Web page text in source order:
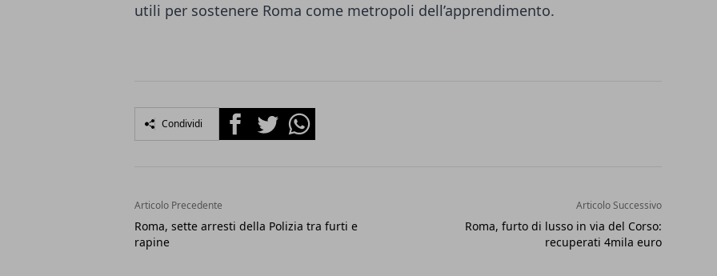
utili per sostenere Roma come metropoli dell’apprendimento.
Condividi FacebookTwitterWhatsapp
Articolo Precedente
Roma, sette arresti della Polizia tra furti e
rapine
Articolo Successivo
Roma, furto di lusso in via del Corso:
recuperati 4mila euro